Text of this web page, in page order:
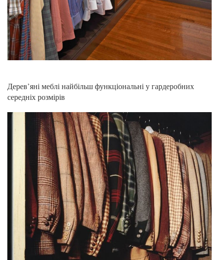
Дерев’яні меблі найбільш функціональні у гардеробних
середніх розмірів